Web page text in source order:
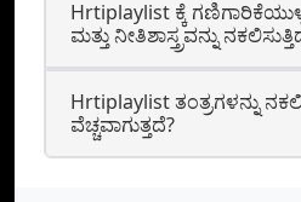
Hrtiplaylist ಕ್ಕೆ
ಮತ್ತು ನೀತಿಶಾಸ್ತ್ರವನ್ನು
Hrtiplaylist ತಂತ್ರಗಳನ್ನು
ವೆಚ್ಚವಾಗುತ್ತದೆ?